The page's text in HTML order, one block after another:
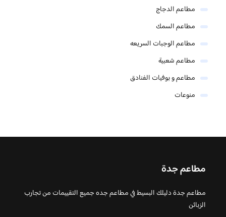
مطاعم الدجاج
مطاعم السمك
مطاعم الوجبات السريعه
مطاعم شعبية
مطاعم و بوفيات الفنادق
منوعات
مطاعم جدة
مطاعم جدة دليلك البسيط في مطاعم جده جميع التقييمات من تجارب
الزبائن